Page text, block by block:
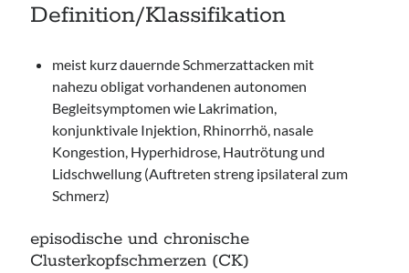
Definition/Klassifikation
meist kurz dauernde Schmerzattacken mit
nahezu obligat vorhandenen autonomen
Begleitsymptomen wie Lakrimation,
konjunktivale Injektion, Rhinorrhö, nasale
Kongestion, Hyperhidrose, Hautrötung und
Lidschwellung (Auftreten streng ipsilateral zum
Schmerz)
episodische und chronische
Clusterkopfschmerzen (CK)